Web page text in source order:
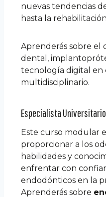
nuevas tendencias
hasta la
Aprenderás sobre el
dental,
tecnología digital
multidisciplinario.
Especialista
Este curso modular
proporcionar a los
habilidades y
enfrentar con
endodónticos en la
Aprenderás sobre